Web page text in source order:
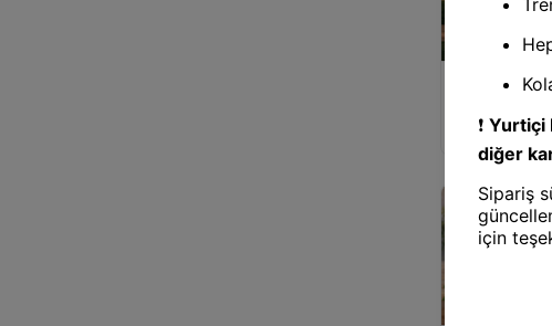
Çöp Torbası
Star Plus Orta
Torbası 20'li 10
cm Dayanıklı
Boy Çöp Poşeti